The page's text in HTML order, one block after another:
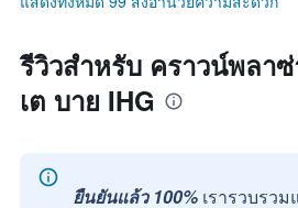
รีวิวสำหรับ คราวน์พลา
เต บาย IHG
ยืนยันแล้ว 100% เรารวบรว